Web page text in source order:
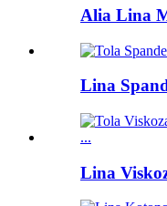
Alia Lina
Lina
Lina